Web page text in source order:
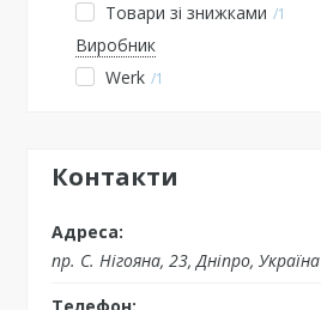
Товари зі знижками
1
Виробник
Werk 1
Контакти
пр. С. Нігояна, 23, Дніпро, Україна